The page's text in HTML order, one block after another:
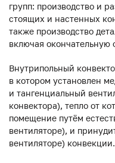
групп: производство и
стоящих и настенных
также производство
включая окончательную
Внутрипольный
в котором установлен
и тангенциальный
конвектора), тепло от
помещение путём
вентиляторе), и
вентиляторе) конвекции.